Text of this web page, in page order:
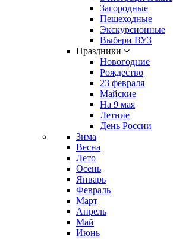
Загородные
Пешеходные
Экскурсионные
Выбери ВУЗ
Праздники
Новогодние
Рождество
23 февраля
Майские
На 9 мая
Летние
День России
Зима
Весна
Лето
Осень
Январь
Февраль
Март
Апрель
Май
Июнь